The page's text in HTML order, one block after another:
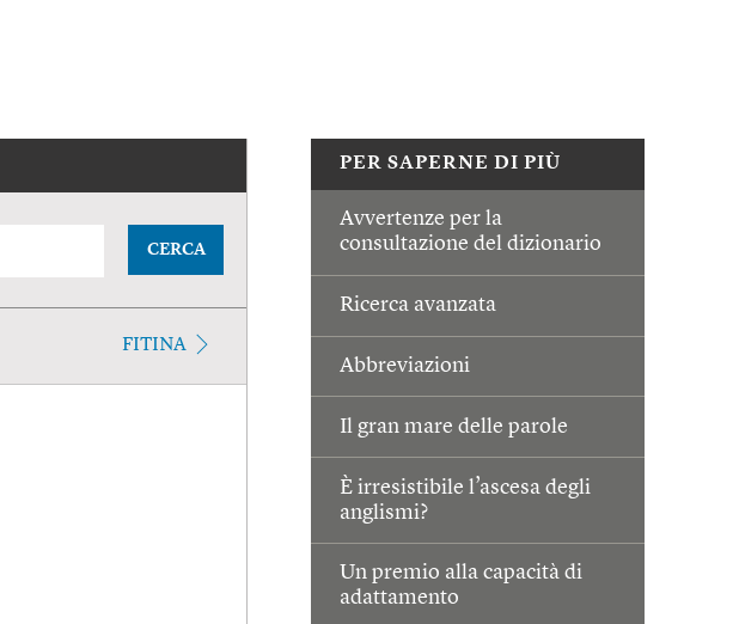
PER SAPERNE DI PIÙ
Avvertenze per la
consultazione del dizionario
Ricerca avanzata
Abbreviazioni
Il gran mare delle parole
È irresistibile l’ascesa degli
anglismi?
Un premio alla capacità di
adattamento
CERCA
FITINA